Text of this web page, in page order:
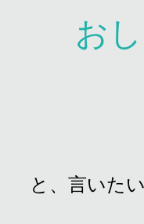
お
と、言いた